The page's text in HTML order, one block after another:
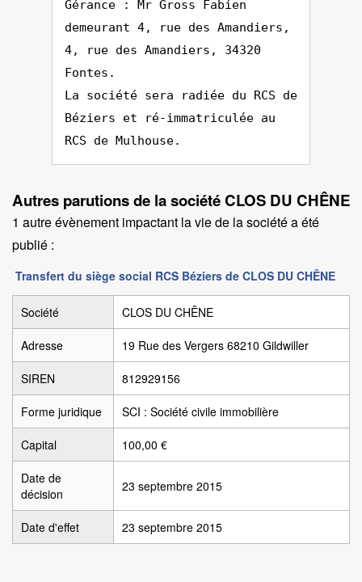
Gérance : Mr Gross Fabien
demeurant 4, rue des Amandiers,
4, rue des Amandiers, 34320
Fontes.
La société sera radiée du RCS de
Béziers et ré-immatriculée au
RCS de Mulhouse.
Autres parutions de la société CLOS DU CHÊNE
1 autre évènement impactant la vie de la société a été
publié :
Transfert du siège social RCS Béziers de CLOS DU CHÊNE
Société CLOS DU CHÊNE
Adresse 19 Rue des Vergers 68210 Gildwiller
SIREN 812929156
Forme juridique SCI : Société civile immobilière
Capital 100,00 €
Date de
décision
23 septembre 2015
Date d'effet 23 septembre 2015